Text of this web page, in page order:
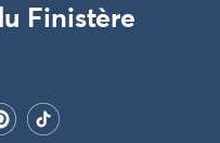
Finistère